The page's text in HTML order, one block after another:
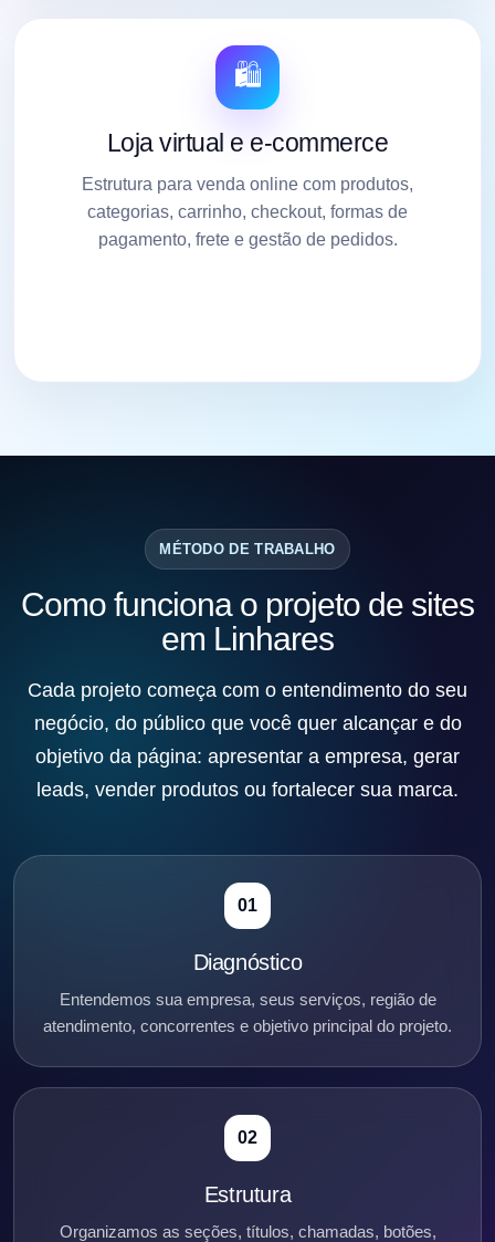
🛍️
Loja virtual e e-commerce
Estrutura para venda online com produtos,
categorias, carrinho, checkout, formas de
pagamento, frete e gestão de pedidos.
MÉTODO DE TRABALHO
Como funciona o projeto de sites
em Linhares
Cada projeto começa com o entendimento do seu
negócio, do público que você quer alcançar e do
objetivo da página: apresentar a empresa, gerar
leads, vender produtos ou fortalecer sua marca.
01
Diagnóstico
Entendemos sua empresa, seus serviços, região de
atendimento, concorrentes e objetivo principal do projeto.
02
Estrutura
Organizamos as seções, títulos, chamadas, botões,